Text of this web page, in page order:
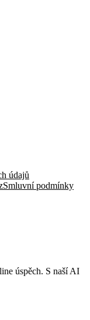
údajů
Smluvní podmínky
úspěch. S naší AI